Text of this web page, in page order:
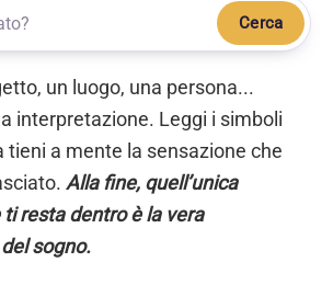
Cerca
un luogo, una persona...
interpretazione. Leggi i simboli
tieni a mente la sensazione che
Alla fine, quell’unica
resta dentro è la vera
sogno.